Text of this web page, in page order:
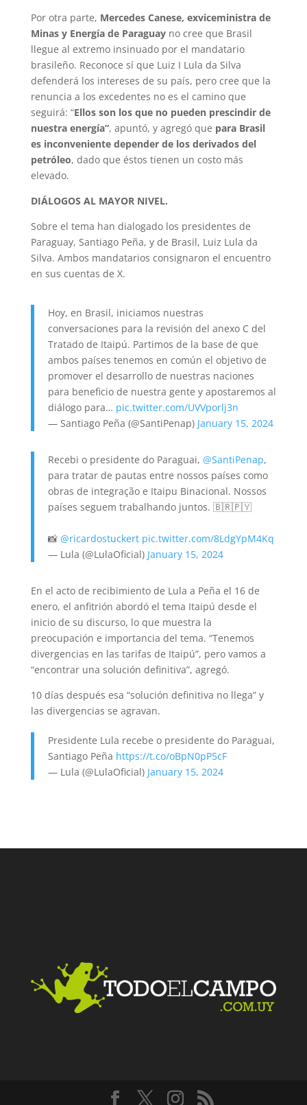
Por otra parte, Mercedes Canese, exviceministra de
Minas y Energía de Paraguayno cree que Brasil
llegue al extremo insinuado por el mandatario
brasileño. Reconoce sí que Luiz I Lula da Silva
defenderá los intereses de su país, pero cree que la
renuncia a los excedentes no es el camino que
seguirá: “Ellos son los que no pueden prescindir de
nuestra energía”, apuntó, y agregó que para Brasil
es inconveniente depender de los derivados del
petróleo, dado que éstos tienen un costo más
elevado.
DIÁLOGOS AL MAYOR NIVEL.
Sobre el tema han dialogado los presidentes de
Paraguay, Santiago Peña, y de Brasil, Luiz Lula da
Silva. Ambos mandatarios consignaron el encuentro
en sus cuentas de X.
Hoy, en Brasil, iniciamos nuestras
conversaciones para la revisión del anexo C del
Tratado de Itaipú. Partimos de la base de que
ambos países tenemos en común el objetivo de
promover el desarrollo de nuestras naciones
para beneficio de nuestra gente y apostaremos al
diálogo para… pic.twitter.com/UVVporlj3n
— Santiago Peña (@SantiPenap) January 15, 2024
Recebi o presidente do Paraguai, @SantiPenap,
para tratar de pautas entre nossos países como
obras de integração e Itaipu Binacional. Nossos
países seguem trabalhando juntos. 🇧🇷🇵🇾
📸 @ricardostuckert pic.twitter.com/8LdgYpM4Kq
— Lula (@LulaOficial) January 15, 2024
En el acto de recibimiento de Lula a Peña el 16 de
enero, el anfitrión abordó el tema Itaipú desde el
inicio de su discurso, lo que muestra la
preocupación e importancia del tema. “Tenemos
divergencias en las tarifas de Itaipú”, pero vamos a
“encontrar una solución definitiva”, agregó.
10 días después esa “solución definitiva no llega” y
las divergencias se agravan.
Presidente Lula recebe o presidente do Paraguai,
Santiago Peña https://t.co/oBpN0pP5cF
— Lula (@LulaOficial) January 15, 2024